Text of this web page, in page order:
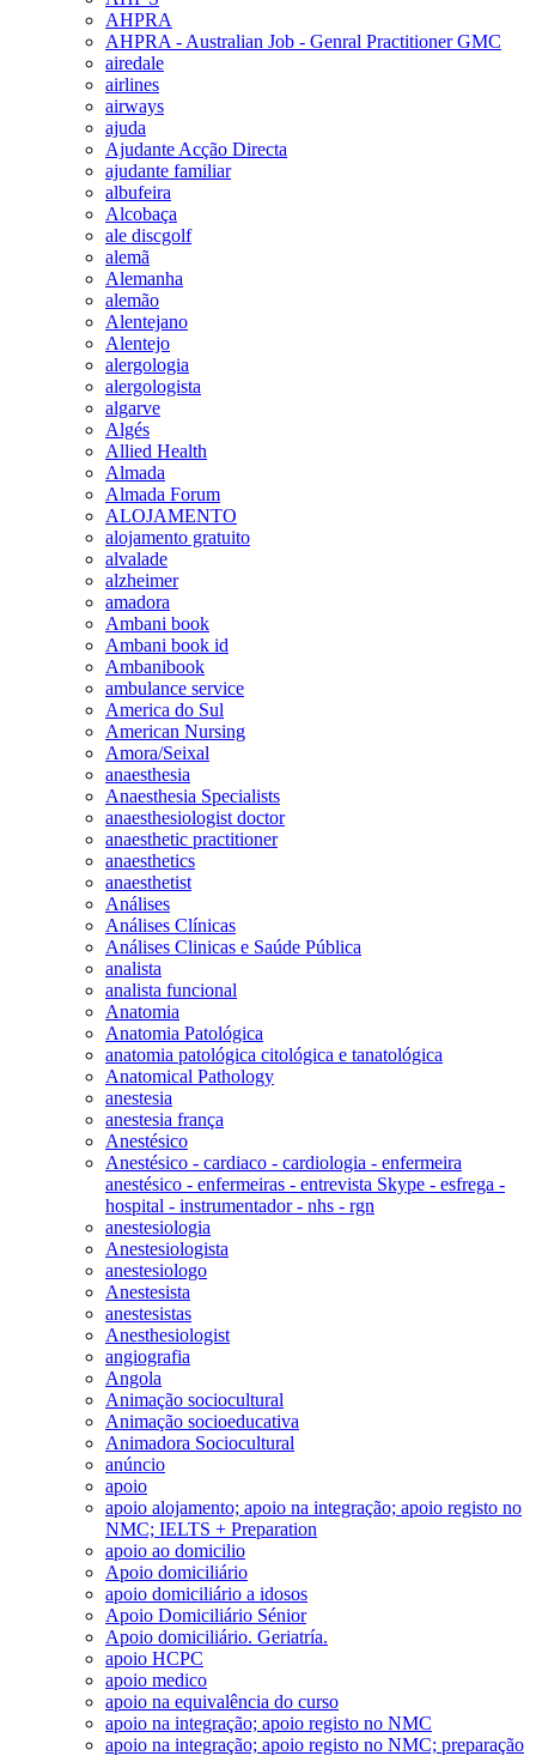
AHPRA
AHPRA - Australian Job - Genral Practitioner GMC
airedale
airlines
airways
ajuda
Ajudante Acção Directa
ajudante familiar
albufeira
Alcobaça
ale discgolf
alemã
Alemanha
alemão
Alentejano
Alentejo
alergologia
alergologista
algarve
Algés
Allied Health
Almada
Almada Forum
ALOJAMENTO
alojamento gratuito
alvalade
alzheimer
amadora
Ambani book
Ambani book id
Ambanibook
ambulance service
America do Sul
American Nursing
Amora/Seixal
anaesthesia
Anaesthesia Specialists
anaesthesiologist doctor
anaesthetic practitioner
anaesthetics
anaesthetist
Análises
Análises Clínicas
Análises Clinicas e Saúde Pública
analista
analista funcional
Anatomia
Anatomia Patológica
anatomia patológica citológica e tanatológica
Anatomical Pathology
anestesia
anestesia frança
Anestésico
Anestésico - cardiaco - cardiologia - enfermeira
anestésico - enfermeiras - entrevista Skype - esfrega -
hospital - instrumentador - nhs - rgn
anestesiologia
Anestesiologista
anestesiologo
Anestesista
anestesistas
Anesthesiologist
angiografia
Angola
Animação sociocultural
Animação socioeducativa
Animadora Sociocultural
anúncio
apoio
apoio alojamento; apoio na integração; apoio registo no
NMC; IELTS + Preparation
apoio ao domicilio
Apoio domiciliário
apoio domiciliário a idosos
Apoio Domiciliário Sénior
Apoio domiciliário. Geriatría.
apoio HCPC
apoio medico
apoio na equivalência do curso
apoio na integração; apoio registo no NMC
apoio na integração; apoio registo no NMC; preparação